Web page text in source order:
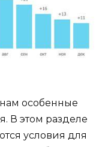
особенные
В этом разделе
условия для